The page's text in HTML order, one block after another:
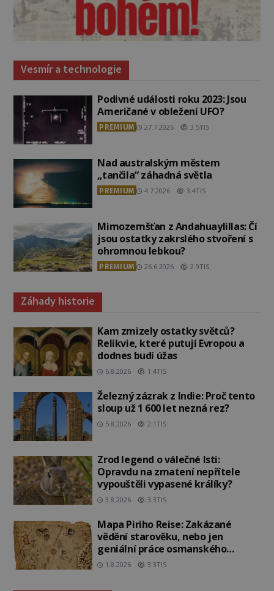
Vesmír a technologie
Podivné události roku 2023: Jsou
Američané v obležení UFO?
PREMIUM 27.7.2026 3.5TIS
Nad australským městem
„tančila“ záhadná světla
PREMIUM 4.7.2026 3.4TIS
Mimozemšťan z Andahuaylillas: Čí
jsou ostatky zakrslého stvoření s
ohromnou lebkou?
PREMIUM 26.6.2026 2.9TIS
Záhady historie
Kam zmizely ostatky světců?
Relikvie, které putují Evropou a
dodnes budí úžas
6.8.2026 1.4TIS
Železný zázrak z Indie: Proč tento
sloup už 1 600 let nezná rez?
5.8.2026 2.1TIS
Zrod legend o válečné lsti:
Opravdu na zmatení nepřítele
vypouštěli vypasené králíky?
3.8.2026 3.3TIS
Mapa Piriho Reise: Zakázané
vědění starověku, nebo jen
geniální práce osmanského
admirála?
1.8.2026 3.3TIS